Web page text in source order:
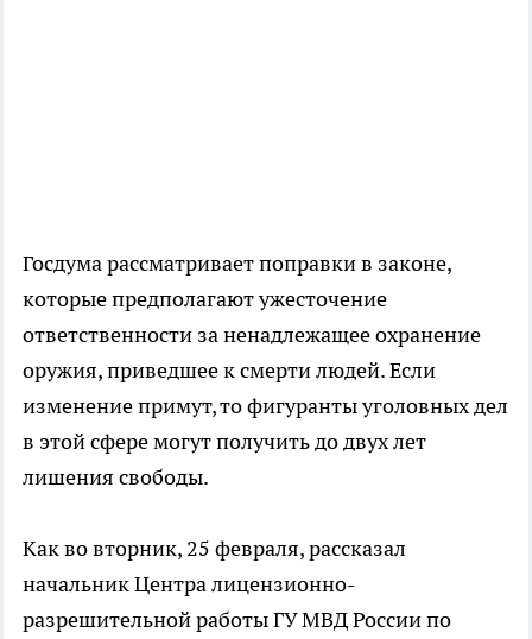
Госдума рассматривает поправки в законе,
которые предполагают ужесточение
ответственности за ненадлежащее охранение
оружия, приведшее к смерти людей. Если
изменение примут, то фигуранты уголовных дел
в этой сфере могут получить до двух лет
лишения свободы.
Как во вторник, 25 февраля, рассказал
начальник Центра лицензионно-
разрешительной работы ГУ МВД России по